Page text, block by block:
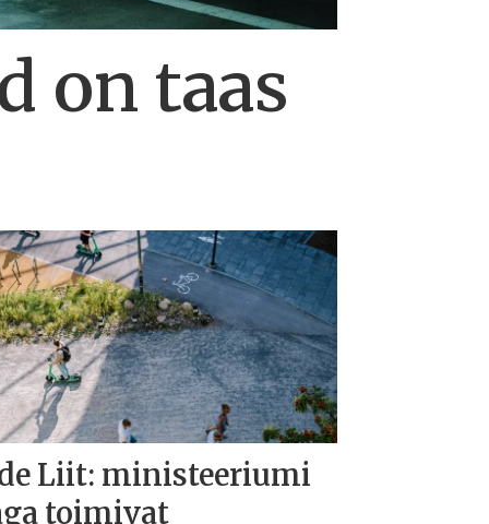
on taas
Liit: ministeeriumi
toimivat